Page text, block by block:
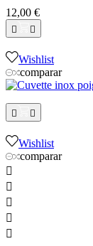
12,00 €
 
Wishlist
comparar
 
Wishlist
comparar




